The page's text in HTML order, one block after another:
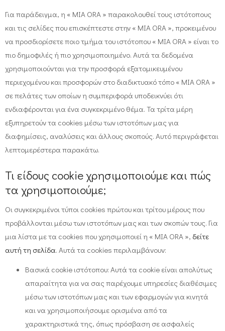
Για παράδειγμα, η « MIA ORA » παρακολουθεί τους ιστότοπους
και τις σελίδες που επισκέπτεστε στην « MIA ORA », προκειμένου
να προσδιορίσετε ποιο τμήμα του ιστότοπου « MIA ORA » είναι το
πιο δημοφιλές ή πιο χρησιμοποιημένο. Αυτά τα δεδομένα
χρησιμοποιούνται για την προσφορά εξατομικευμένου
περιεχομένου και προσφορών στο διαδικτυακό τόπο « MIA ORA »
σε πελάτες των οποίων η συμπεριφορά υποδεικνύει ότι
ενδιαφέρονται για ένα συγκεκριμένο θέμα. Τα τρίτα μέρη
εξυπηρετούν τα cookies μέσω των ιστοτόπων μας για
διαφημίσεις, αναλύσεις και άλλους σκοπούς. Αυτό περιγράφεται
λεπτομερέστερα παρακάτω.
Τι είδους cookie χρησιμοποιούμε και πώς
τα χρησιμοποιούμε;
Οι συγκεκριμένοι τύποι cookies πρώτου και τρίτου μέρους που
προβάλλονται μέσω των ιστοτόπων μας και των σκοπών τους. Για
μια λίστα με τα cookies που χρησιμοποιεί η « MIA ORA », δείτε
αυτή τη σελίδα. Αυτά τα cookies περιλαμβάνουν:
Βασικά cookie ιστότοπου: Αυτά τα cookie είναι απολύτως
απαραίτητα για να σας παρέχουμε υπηρεσίες διαθέσιμες
μέσω των ιστοτόπων μας και των εφαρμογών για κινητά
και να χρησιμοποιήσουμε ορισμένα από τα
χαρακτηριστικά της, όπως πρόσβαση σε ασφαλείς